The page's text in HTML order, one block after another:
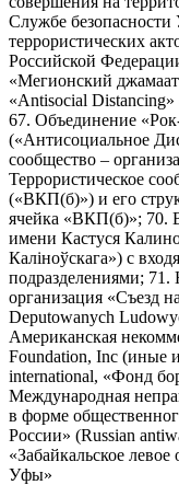
Службе
террористических
Российской
«Мегионский
«Antisocial
67. Объединение
(«Антисоциальное
сообщество –
Террористическое
(«ВКП(б)») и его
ячейка «ВКП(б)»; 70.
имени Кастуся
Калiноўскага») с
подразделениями; 71.
организация «Съезд
Deputowanych
Американская
Foundation, Inc (иные
international, «Фонд
Международная
в форме
России» (Russian
«Забайкальское
Уфы»